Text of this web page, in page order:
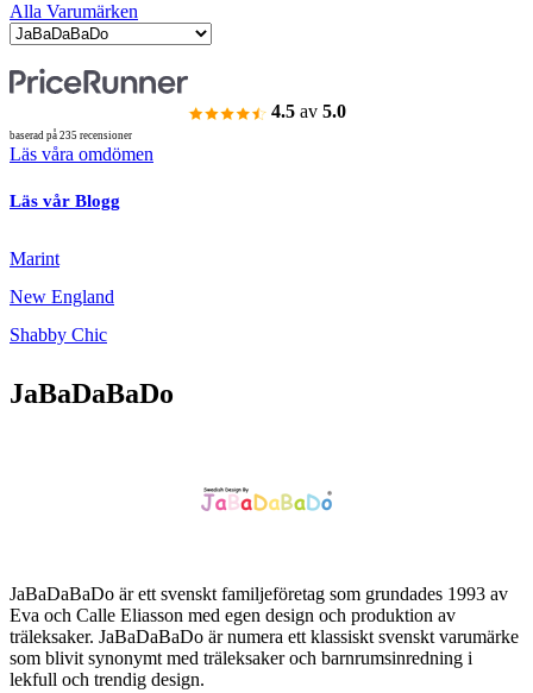
Alla Varumärken
4.5 av 5.0
baserad på 235 recensioner
Läs våra omdömen
Läs vår Blogg
Marint
New England
Shabby Chic
JaBaDaBaDo
JaBaDaBaDo är ett svenskt familjeföretag som grundades 1993 av
Eva och Calle Eliasson med egen design och produktion av
träleksaker. JaBaDaBaDo är numera ett klassiskt svenskt varumärke
som blivit synonymt med träleksaker och barnrumsinredning i
lekfull och trendig design.